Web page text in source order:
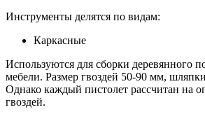
Инструменты делятся по видам:
Каркасные
Используются для сборки деревянного
мебели. Размер гвоздей 50-90 мм,
Однако каждый пистолет рассчитан на
гвоздей.